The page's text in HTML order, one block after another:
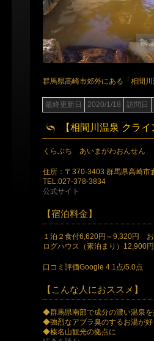
群馬県高崎市郊外にある「相間
最終更新日 2020/1/18 訪問日
【相間川温泉 クラ
くらぶち あいまがわおんせん
住所：〒370-3403 群馬県高崎市
TEL:027-378-3834
公式サイト
【宿泊料金】
１泊２食付6,620円～9,320円
ログハウス（素泊まり）12,900
口コミ評価Google 4.1点/5.0点
【こんな人におススメ】
◆群馬県南部で成分の濃い温泉を
◆強烈なアブラ臭のするお湯が好
◆榛名山観光の拠点に